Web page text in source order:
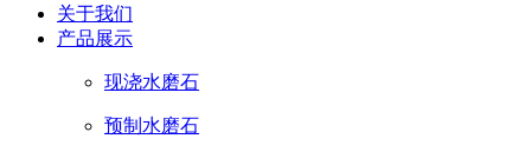
关于我们
产品展示
现浇水磨石
预制水磨石